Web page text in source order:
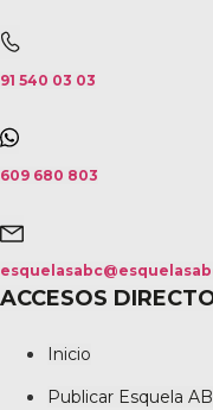
91 540 03 03
609 680 803
ACCESOS
Inicio
Publicar Esquela